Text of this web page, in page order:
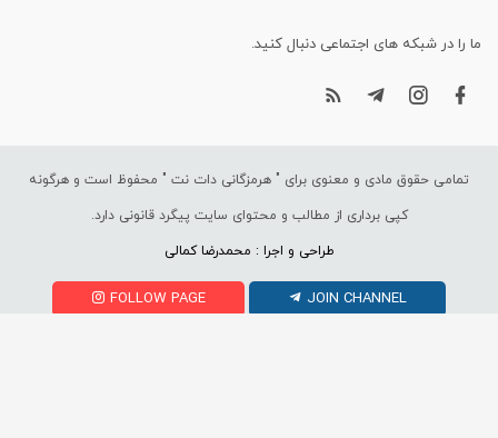
ما را در شبکه های اجتماعی دنبال کنید.
تمامی حقوق مادی و معنوی برای " هرمزگانی دات نت " محفوظ است و هرگونه
کپی برداری از مطالب و محتوای سایت پیگرد قانونی دارد.
طراحی و اجرا : محمدرضا کمالی
FOLLOW PAGE JOIN CHANNEL